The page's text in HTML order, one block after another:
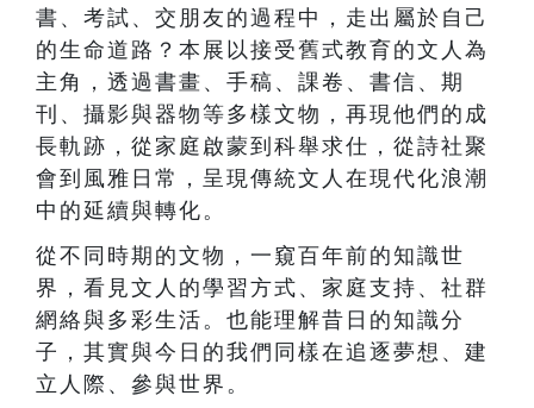
書、考試、交朋友的過程中，走出屬於自己
的生命道路？本展以接受舊式教育的文人為
主角，透過書畫、手稿、課卷、書信、期
刊、攝影與器物等多樣文物，再現他們的成
長軌跡，從家庭啟蒙到科舉求仕，從詩社聚
會到風雅日常，呈現傳統文人在現代化浪潮
中的延續與轉化。
從不同時期的文物，一窺百年前的知識世
界，看見文人的學習方式、家庭支持、社群
網絡與多彩生活。也能理解昔日的知識分
子，其實與今日的我們同樣在追逐夢想、建
立人際、參與世界。